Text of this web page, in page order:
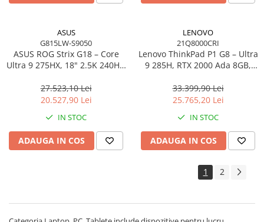
ASUS
G815LW-S9050
ASUS ROG Strix G18 – Core
Ultra 9 275HX, 18" 2.5K 240Hz,
5080 16GB, NoOS, Eclipse
Gray
27.523,10 Lei
20.527,90 Lei
IN STOC
ADAUGA IN COS
LENOVO
21Q8000CRI
Lenovo ThinkPad P1 G8 – Ultra
9 285H, RTX 2000 Ada 8GB,
W11P, 3Y Premier
33.399,90 Lei
25.765,20 Lei
IN STOC
ADAUGA IN COS
1 2